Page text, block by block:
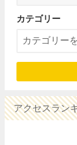
カテゴリー
アクセスラン